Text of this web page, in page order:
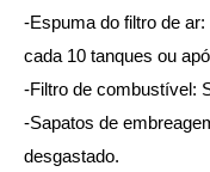
-Espuma do filtro de
cada 10 tanques ou
-Filtro de combustível:
-Sapatos de
desgastado.